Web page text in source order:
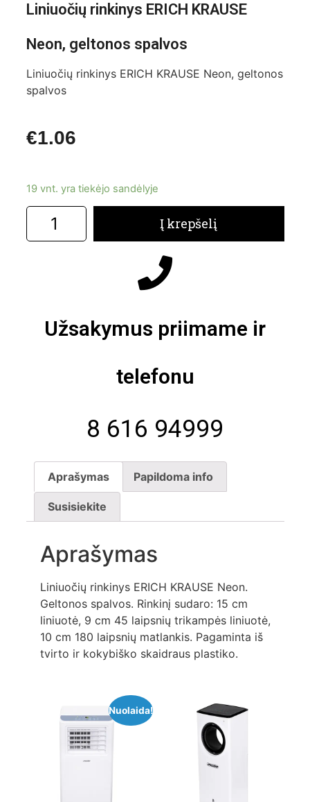
Liniuočių rinkinys ERICH KRAUSE
Neon, geltonos spalvos
Liniuočių rinkinys ERICH KRAUSE Neon, geltonos
spalvos
€1.06
19 vnt. yra tiekėjo sandėlyje
Į krepšelį
Užsakymus priimame ir
telefonu
8 616 94999
Aprašymas Papildoma info
Susisiekite
Aprašymas
Liniuočių rinkinys ERICH KRAUSE Neon.
Geltonos spalvos. Rinkinį sudaro: 15 cm
liniuotė, 9 cm 45 laipsnių trikampės liniuotė,
10 cm 180 laipsnių matlankis. Pagaminta iš
tvirto ir kokybiško skaidraus plastiko.
Nuolaida!